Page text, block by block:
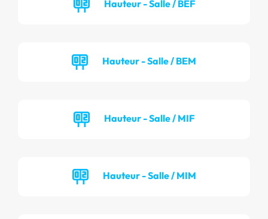
Hauteur - Salle / BEF
Hauteur - Salle / BEM
Hauteur - Salle / MIF
Hauteur - Salle / MIM